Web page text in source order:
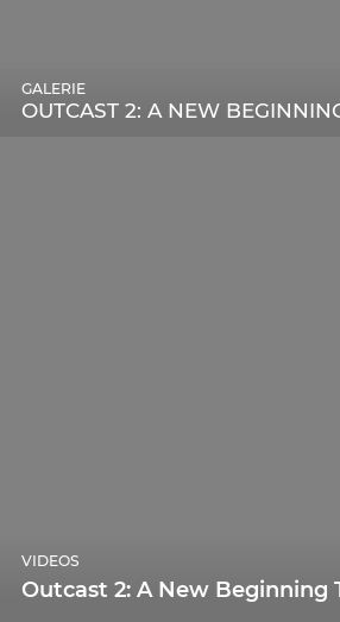
OUTCAST 2: A NEW
GALERIE
Outcast 2: A New Beginning
VIDEOS